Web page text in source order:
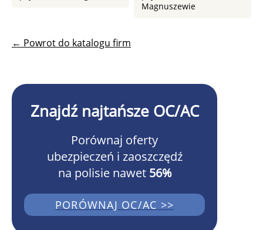
Magnuszewie
← Powrot do katalogu firm
Znajdź najtańsze OC/AC
Porównaj oferty
ubezpieczeń i zaoszczędź
na polisie nawet 56%
PORÓWNAJ OC/AC >>